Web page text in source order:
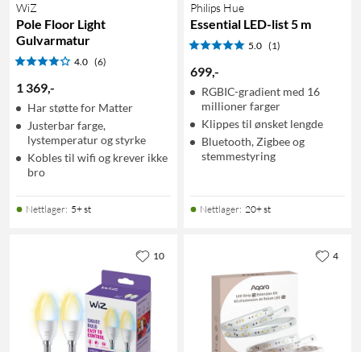
WiZ
Pole Floor Light
Gulvarmatur
4.0 (6)
1 369,-
Har støtte for Matter
Justerbar farge,
lystemperatur og styrke
Kobles til wifi og krever ikke
bro
Nettlager: 5+ st
Philips Hue
Essential LED-list 5 m
5.0 (1)
699,-
RGBIC-gradient med 16
millioner farger
Klippes til ønsket lengde
Bluetooth, Zigbee og
stemmestyring
Nettlager: 20+ st
10 4